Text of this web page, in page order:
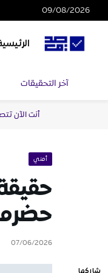
09/08/2026
آخر التحقيقات
أنت الآن
أمني
07/06/2026